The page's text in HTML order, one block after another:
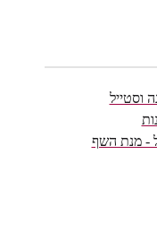
וסטייל
- מנת השף